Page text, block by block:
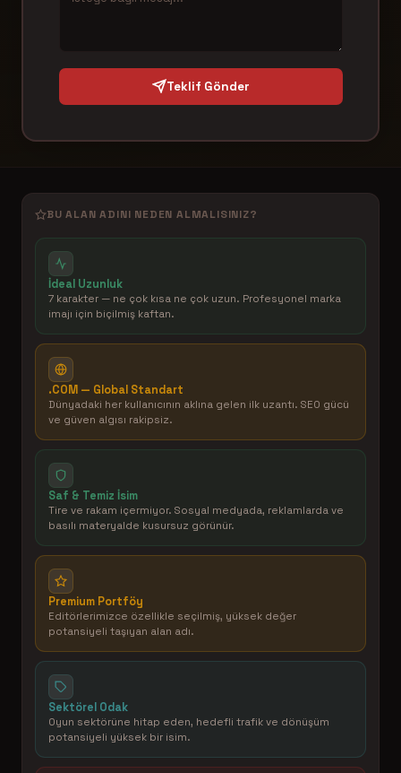
Teklif Gönder
BU ALAN ADINI NEDEN ALMALISINIZ?
İdeal Uzunluk
7 karakter — ne çok kısa ne çok uzun. Profesyonel marka
imajı için biçilmiş kaftan.
.COM — Global Standart
Dünyadaki her kullanıcının aklına gelen ilk uzantı. SEO gücü
ve güven algısı rakipsiz.
Saf & Temiz İsim
Tire ve rakam içermiyor. Sosyal medyada, reklamlarda ve
basılı materyalde kusursuz görünür.
Premium Portföy
Editörlerimizce özellikle seçilmiş, yüksek değer
potansiyeli taşıyan alan adı.
Sektörel Odak
Oyun sektörüne hitap eden, hedefli trafik ve dönüşüm
potansiyeli yüksek bir isim.